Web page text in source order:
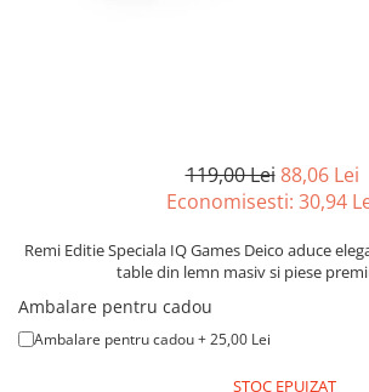
Alte produse Hobby
Merch Lex Hobby Store
Pop Culture
119,00 Lei 88,06 Lei
Economisesti: 30,94
Remi Editie Speciala IQ Games Deico aduce
table din lemn masiv si piese
Ambalare pentru cadou
Ambalare pentru cadou + 25,00 Lei
STOC EPUIZAT